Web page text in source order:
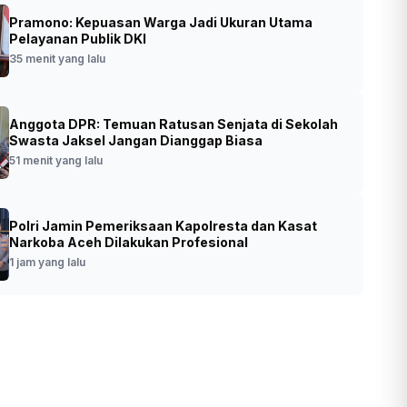
DKI Pastikan Nakes Pemprov Tak
Dugaan Cibir Pasien BPJS
lalu •
Ani Ruspitawati (SinPo.id/ Dok. Pemprov
Pramono: Kepuasan Warga Jadi Ukuran Utama
Pelayanan Publik DKI
35 menit yang lalu
Anggota DPR: Temuan Ratusan Senjata di Sekolah
Swasta Jaksel Jangan Dianggap Biasa
51 menit yang lalu
Polri Jamin Pemeriksaan Kapolresta dan Kasat
Narkoba Aceh Dilakukan Profesional
1 jam yang lalu